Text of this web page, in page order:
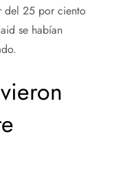
del 25 por ciento
se habían